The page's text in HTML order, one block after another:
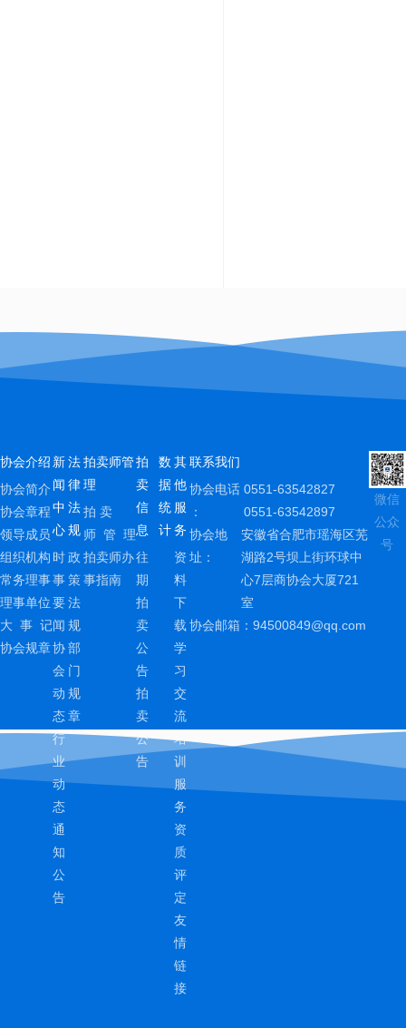
协会介绍
协会简介
协会章程
领导成员
组织机构
常务理事
理事单位
大 事 记
协会规章
新
闻
中
心
时
事
要
闻
协
会
动
态
行
业
动
态
通
知
公
告
法
律
法
规
政
策
法
规
部
门
规
章
拍卖师管
理
拍 卖
师 管 理
拍卖师办
事指南
拍
卖
信
息
往
期
拍
卖
公
告
拍
卖
公
告
数
据
统
计
其
他
服
务
资
料
下
载
学
习
交
流
培
训
服
务
资
质
评
定
友
情
链
接
联系我们
协会电话
：
0551-63542827
0551-63542897
协会地
址：
安徽省合肥市瑶海区芜
湖路2号坝上街环球中
心7层商协会大厦721
室
协会邮箱： 94500849@qq.com
微信
公众
号